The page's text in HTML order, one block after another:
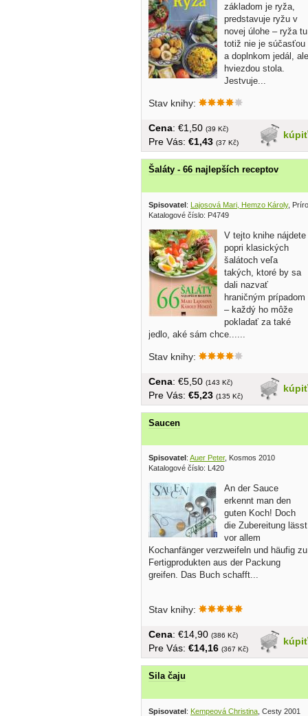
základom je ryža,
predstavuje ryžu v
novej úlohe – ryža tu
totiž nie je súčasťou
a doplnkom jedál, ale
hviezdou stola.
Jestvuje...
Stav knihy:
kúpiť
Cena: €1,50 (39 Kč)
Pre Vás: €1,43 (37 Kč)
Šaláty - 66 najlepších receptov
Spisovatel: Lajosová Mari, Hemzo Károly,
Katalogové číslo: P4749
V tejto knihe nájdete
popri klasických
šalátoch veľa
takých, ktoré by sa
dali nazvať
hraničným prípadom
– každý ho môže
pokladať za také
jedlo, aké sám chce......
Stav knihy:
kúpiť
Cena: €5,50 (143 Kč)
Pre Vás: €5,23 (135 Kč)
Saucen
Spisovatel : Auer Peter, Kosmos 2010
Katalogové číslo: L420
An der Sauce
erkennt man den
guten Koch! Doch
die Zubereitung lässt
vor allem
Kochanfänger verzweifeln und häufig zu
Fertigprodukten aus der Packung
greifen. Das Buch schafft...
Stav knihy:
kúpiť
Cena: €14,90 (386 Kč)
Pre Vás: €14,16 (367 Kč)
Sila čaju
Spisovatel: Kempeová Christina , Cesty 2001